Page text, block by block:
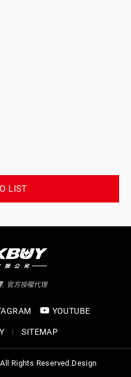
LIST
YOUTUBE
SITEMAP
Rights Reserved.Design